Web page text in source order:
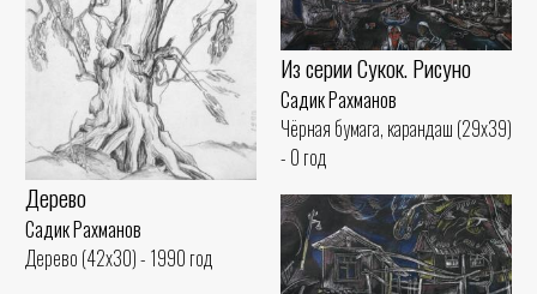
Дерево
Садик Рахманов
Дерево (42x30) - 1990 год
Из серии Сукок. Рисуно
Садик Рахманов
Чёрная бумага, карандаш (29x39)
- 0 год